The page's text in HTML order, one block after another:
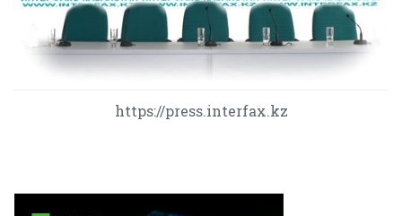
https://press.interfax.kz